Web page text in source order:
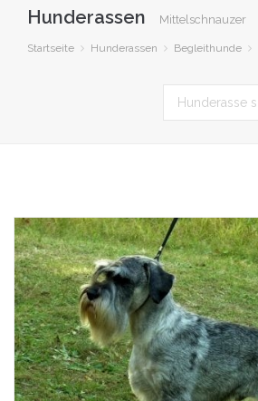
Hunderassen Mittelschnauzer
Startseite Hunderassen Begleithunde